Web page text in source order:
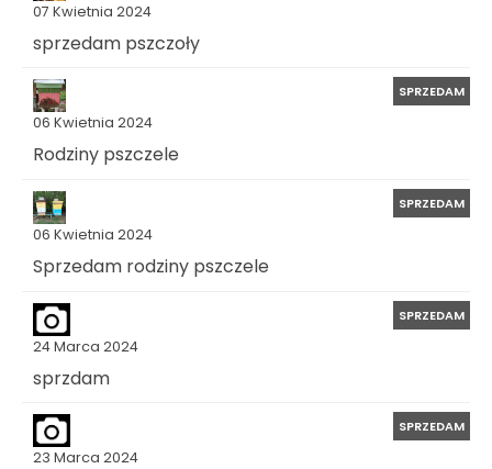
07 Kwietnia 2024
sprzedam pszczoły
06 Kwietnia 2024
SPRZEDAM
Rodziny pszczele
06 Kwietnia 2024
SPRZEDAM
Sprzedam rodziny pszczele
24 Marca 2024
SPRZEDAM
sprzdam
23 Marca 2024
SPRZEDAM